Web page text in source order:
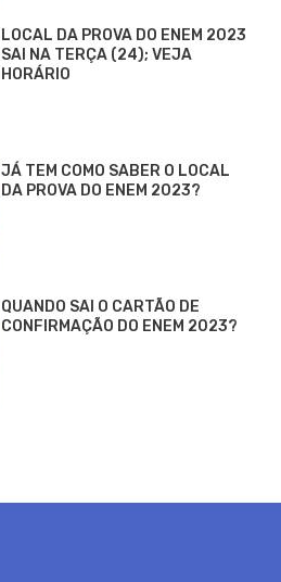
LOCAL DA PROVA DO ENEM 2023
SAI NA TERÇA (24); VEJA
HORÁRIO
JÁ TEM COMO SABER O LOCAL
DA PROVA DO ENEM 2023?
QUANDO SAI O CARTÃO DE
CONFIRMAÇÃO DO ENEM 2023?